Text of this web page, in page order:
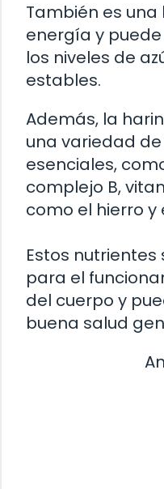
También es
energía y
los niveles de
estables.
Además, la
una variedad
esenciales,
complejo B,
como el hierro y
Estos
para el
del cuerpo y
buena salud